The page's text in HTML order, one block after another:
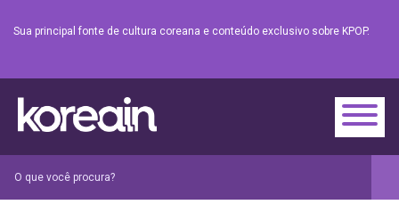
Sua principal fonte de cultura coreana e conteúdo exclusivo sobre KPOP.